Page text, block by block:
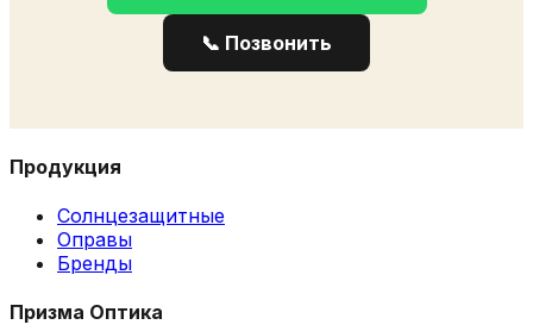
📞 Позвонить
Продукция
Солнцезащитные
Оправы
Бренды
Призма Оптика